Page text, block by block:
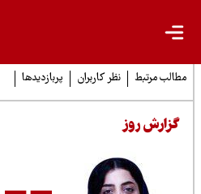
مرتبط نظر کاربران پربازدیدها
روز